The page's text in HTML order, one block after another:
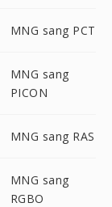
MNG sang PCT
MNG sang
PICON
MNG sang RAS
MNG sang
RGBO